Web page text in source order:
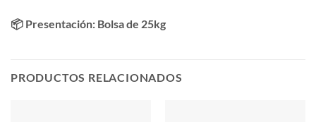
📦 Presentación: Bolsa de 25kg
PRODUCTOS RELACIONADOS